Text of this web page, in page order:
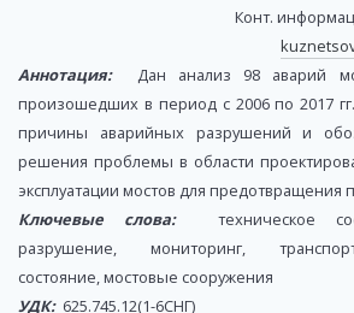
Конт.
Аннотация:Дан анализ 98 аварий
произошедших в период с 2006 по 2017
причины аварийных разрушений и
решения проблемы в области
эксплуатации мостов для предотвращения
Ключевые слова:техническое
разрушение, мониторинг,
состояние, мостовые сооружения
УДК:625.745.12(1-6СНГ)